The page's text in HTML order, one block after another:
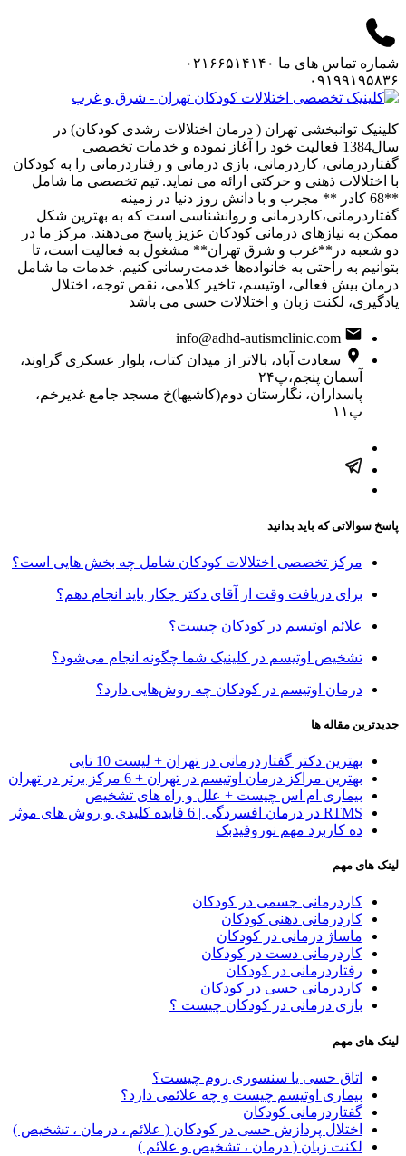
شماره تماس های ما ۰۲۱۶۶۵۱۴۱۴۰
۰۹۱۹۹۱۹۵۸۳۶
کلینیک توانبخشی تهران ( درمان اختلالات رشدی کودکان) در
سال1384 فعالیت خود را آغاز نموده و خدمات تخصصی
گفتاردرمانی، کاردرمانی، بازی درمانی و رفتاردرمانی را به کودکان
با اختلالات ذهنی و حرکتی ارائه می نماید. تیم تخصصی ما شامل
**68 کادر ** مجرب و با دانش روز دنیا در زمینه
گفتاردرمانی،کاردرمانی و روانشناسی است که به بهترین شکل
ممکن به نیازهای درمانی کودکان عزیز پاسخ می‌دهند. مرکز ما در
دو شعبه در**غرب و شرق تهران** مشغول به فعالیت است، تا
بتوانیم به راحتی به خانواده‌ها خدمت‌رسانی کنیم. خدمات ما شامل
درمان بیش فعالی، اوتیسم، تاخیر کلامی، نقص توجه، اختلال
یادگیری، لکنت زبان و اختلالات حسی می باشد
info@adhd-autismclinic.com
سعادت آباد، بالاتر از میدان کتاب، بلوار عسکری گراوند،
آسمان پنجم،پ۲۴
پاسداران، نگارستان دوم(کاشیها)خ مسجد جامع غدیرخم،
پ۱۱
پاسخ سوالاتی که باید بدانید
مرکز تخصصی اختلالات کودکان شامل چه بخش هایی است؟
برای دریافت وقت از آقای دکتر چکار باید انجام دهم؟
علائم اوتیسم در کودکان چیست؟
تشخیص اوتیسم در کلینیک شما چگونه انجام می‌شود؟
درمان اوتیسم در کودکان چه روش‌هایی دارد؟
جدیدترین مقاله ها
بهترین دکتر گفتاردرمانی در تهران + لیست 10 تایی
بهترین مراکز درمان اوتیسم در تهران + 6 مرکز برتر در تهران
بیماری ام اس چیست + علل و راه های تشخیص
RTMS در درمان افسردگی | 6 فایده کلیدی و روش های موثر
ده کاربرد مهم نوروفیدبک
لینک های مهم
کاردرمانی جسمی در کودکان
کاردرمانی ذهنی کودکان
ماساژ درمانی در کودکان
کاردرمانی دست در کودکان
رفتاردرمانی در کودکان
کاردرمانی حسی در کودکان
بازی درمانی در کودکان چیست ؟
لینک های مهم
اتاق حسی یا سنسوری روم چیست؟
بیماری اوتیسم چیست و چه علائمی دارد؟
گفتاردرمانی کودکان
اختلال پردازش حسی در کودکان ( علائم ، درمان ، تشخیص )
لکنت زبان ( درمان ، تشخیص و علائم )